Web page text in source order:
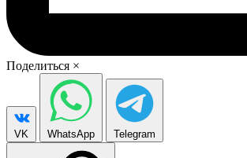
Поделиться ×
VK WhatsApp Telegram